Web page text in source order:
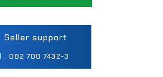
Seller support
: 082 700 7432-3